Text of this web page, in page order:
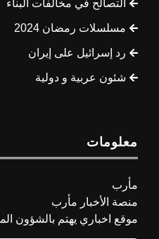
التصالح في مخالفات البناء
مسلسلات رمضان 2024
رد إسرائيل على إيران
شئون عربية و دولية
معلومات
مأرب
منصة الأخبار مأرب
موقع اخباري يهتم بالشؤون